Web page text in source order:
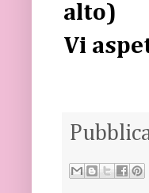
alto)
Vi